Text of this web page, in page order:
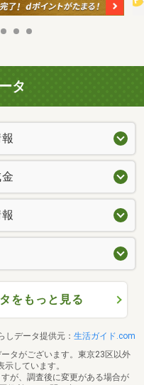
タ
をもっと見る
しデータ提供元： 生活ガイド.com
タがございます。東京23区以外
しています。
が、調査後に変更がある場合が